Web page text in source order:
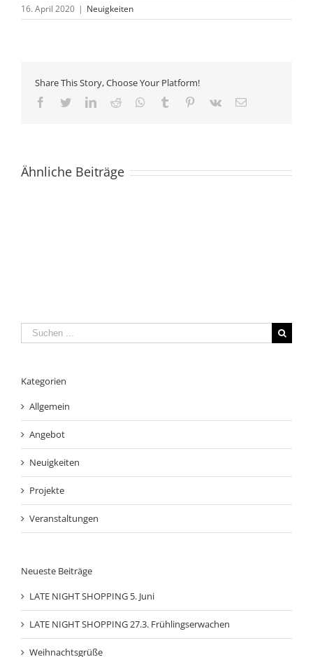
16. April 2020 | Neuigkeiten
Share This Story, Choose Your Platform!
Facebook
TwitterLinkedIn
Reddit Whatsapp
Tumblr Pinterest
Vk Email
Ähnliche Beiträge
Suche
nach:
Kategorien
Allgemein
Angebot
Neuigkeiten
Projekte
Veranstaltungen
Neueste Beiträge
LATE NIGHT SHOPPING 5. Juni
LATE NIGHT SHOPPING 27.3. Frühlingserwachen
Weihnachtsgrüße